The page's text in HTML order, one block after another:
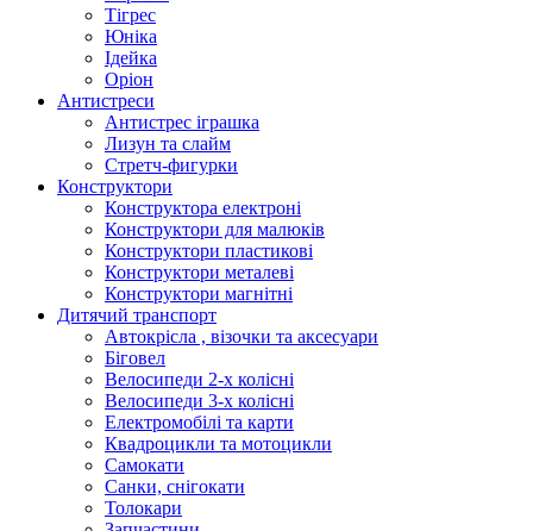
Тігрес
Юніка
Ідейка
Оріон
Антистреси
Антистрес іграшка
Лизун та слайм
Стретч-фигурки
Конструктори
Конструктора електроні
Конструктори для малюків
Конструктори пластикові
Конструктори металеві
Конструктори магнітні
Дитячий транспорт
Автокрісла , візочки та аксесуари
Біговел
Велосипеди 2-х колісні
Велосипеди 3-х колісні
Електромобілі та карти
Квадроцикли та мотоцикли
Самокати
Санки, снігокати
Толокари